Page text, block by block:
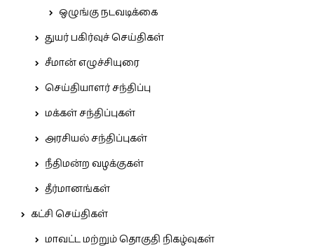
ஒழுங்கு நடவடிக்கை
துயர் பகிர்வுச் செய்திகள்
சீமான் எழுச்சியுரை
செய்தியாளர் சந்திப்பு
மக்கள் சந்திப்புகள்
அரசியல் சந்திப்புகள்
நீதிமன்ற வழக்குகள்
தீர்மானங்கள்
கட்சி செய்திகள்
மாவட்ட மற்றும் தொகுதி நிகழ்வுகள்